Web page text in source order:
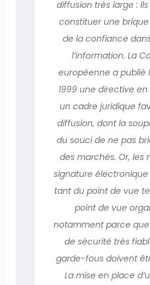
diffusion très large :
constituer une
de la confiance
l’information. La
européenne a publié
1999 une directive en
un cadre juridique
diffusion, dont la
du souci de ne pas
des marchés. Or, les
signature
tant du point de vue
point de vue
notamment parce
de sécurité très
garde-fous doivent
La mise en place